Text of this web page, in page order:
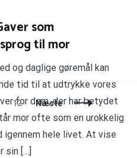
som
til mor
og daglige gøremål kan
tid til at udtrykke vores
for dem, der har betydet
mor ofte som en urokkelig
hele livet. At vise
sin […]
Side
12 Næste